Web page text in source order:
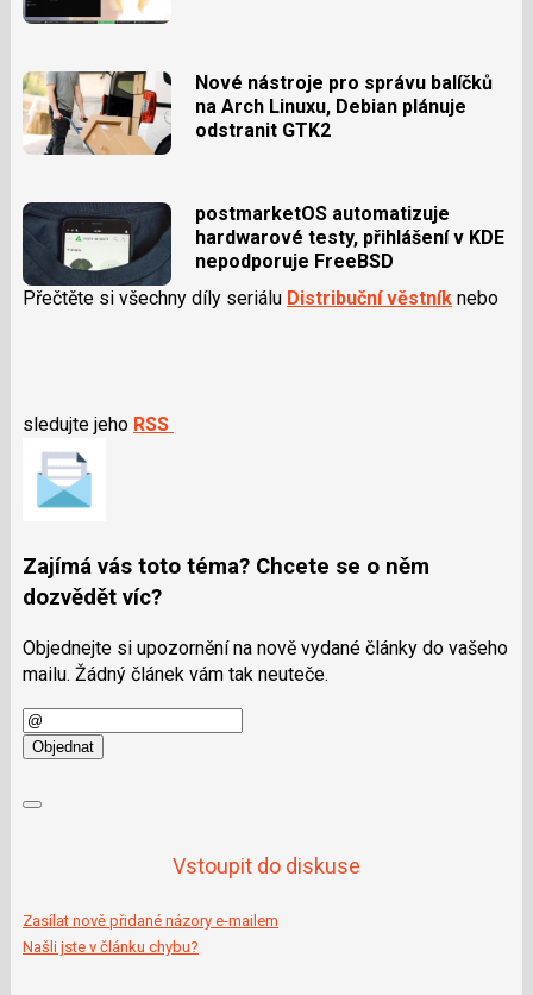
Nové nástroje pro správu balíčků
na Arch Linuxu, Debian plánuje
odstranit GTK2
postmarketOS automatizuje
hardwarové testy, přihlášení v KDE
nepodporuje FreeBSD
Přečtěte si všechny díly seriálu Distribuční věstníknebo
sledujte jeho RSS
Zajímá vás toto téma? Chcete se o něm
dozvědět víc?
Objednejte si upozornění na nově vydané články do vašeho
mailu. Žádný článek vám tak neuteče.
E-
mail
Objednat
Vstoupit do diskuse
Zasílat nově přidané názory e-mailem
Našli jste v článku chybu?